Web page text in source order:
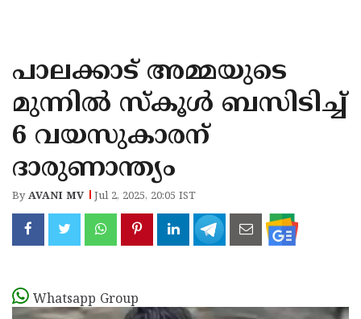
KANNUR
KASARAGOD
പാലക്കാട് അമ്മയുടെ
മുന്നിൽ സ്കൂൾ ബസിടിച്ച്
6 വയസുകാരന്
ദാരുണാന്ത്യം
ByAVANI MV Jul 2, 2025, 20:05 IST
Whatsapp Group